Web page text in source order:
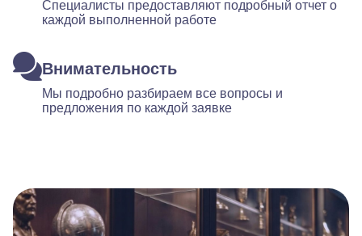
Специалисты предоставляют подробный отчет о
каждой выполненной работе
Внимательность
Мы подробно разбираем все вопросы и
предложения по каждой заявке